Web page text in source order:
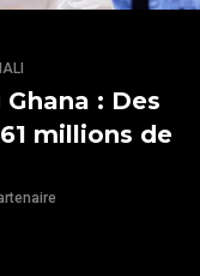
: Des
millions de